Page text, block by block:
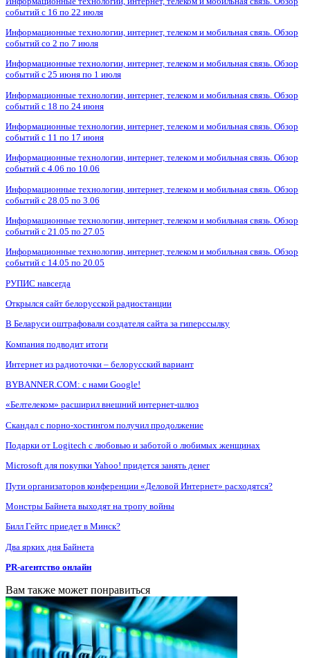
событий с 16 по 22 июля
Информационные технологии, интернет, телеком и мобильная связь. Обзор
событий со 2 по 7 июля
Информационные технологии, интернет, телеком и мобильная связь. Обзор
событий с 25 июня по 1 июля
Информационные технологии, интернет, телеком и мобильная связь. Обзор
событий с 18 по 24 июня
Информационные технологии, интернет, телеком и мобильная связь. Обзор
событий с 11 по 17 июня
Информационные технологии, интернет, телеком и мобильная связь. Обзор
событий с 4.06 по 10.06
Информационные технологии, интернет, телеком и мобильная связь. Обзор
событий с 28.05 по 3.06
Информационные технологии, интернет, телеком и мобильная связь. Обзор
событий с 21.05 по 27.05
Информационные технологии, интернет, телеком и мобильная связь. Обзор
событий с 14.05 по 20.05
РУПИС навсегда
Открылся сайт белорусской радиостанции
В Беларуси оштрафовали создателя сайта за гиперссылку
Компания подводит итоги
Интернет из радиоточки – белорусский вариант
BYBANNER.COM: c нами Google!
«Белтелеком» расширил внешний интернет-шлюз
Скандал с порно-хостингом получил продолжение
Подарки от Logitech с любовью и заботой о любимых женщинах
Microsoft для покупки Yahoo! придется занять денег
Пути организаторов конференции «Деловой Интернет» расходятся?
Монстры Байнета выходят на тропу войны
Билл Гейтс приедет в Минск?
Два ярких дня Байнета
PR-агентство онлайн
Вам также может понравиться